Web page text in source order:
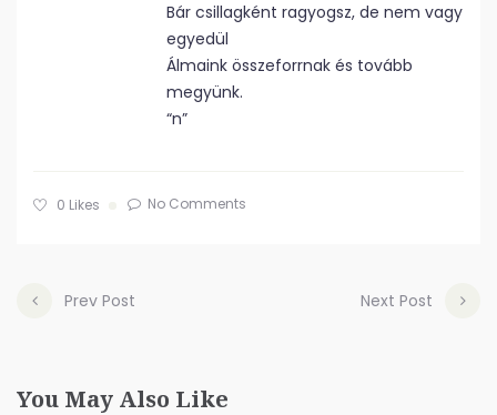
Bár csillagként ragyogsz, de nem vagy
egyedül
Álmaink összeforrnak és tovább
megyünk.
“n”
0 Likes No Comments
Prev Post Next Post
You May Also Like